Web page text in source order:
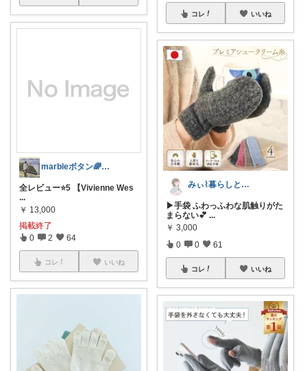
marbleボタン🌈経由購入感謝します
全レビュー⭐5 【Vivienne Wes
...
￥ 13,000
掲載終了
0 2 64
コレ いいね
コレ いいね
みぃ⌇暮らしと育児のおすすめアイテム💐
▶︎手袋 ふわっふわな肌触りがた
まらない💕 ...
￥ 3,000
0 0 61
コレ いいね